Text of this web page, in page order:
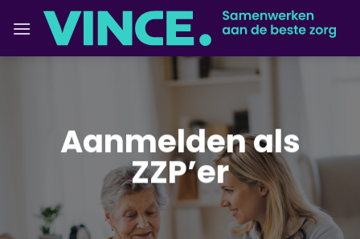
naar
Aanmelden als
ZZP’er